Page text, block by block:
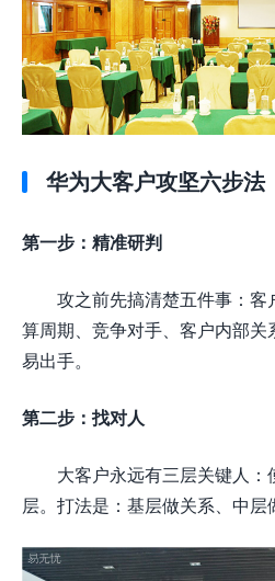
华为大客户攻坚六步法
第一步：精准研判
攻之前先搞清楚五件事：客
算周期、竞争对手、客户内部关
易出手。
第二步：找对人
大客户永远有三层关键人
层。打法是：基层做关系、中层